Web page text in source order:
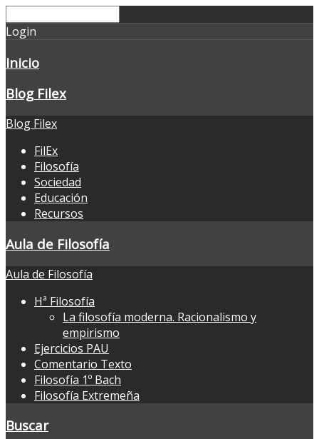
Login
Inicio
Blog Filex
Blog Filex
FilEx
Filosofía
Sociedad
Educación
Recursos
Aula de Filosofía
Aula de Filosofía
Hª Filosofía
La filosofía moderna. Racionalismo y
empirismo
Ejercicios PAU
Comentario Texto
Filosofía 1º Bach
Filosofía Extremeña
Buscar